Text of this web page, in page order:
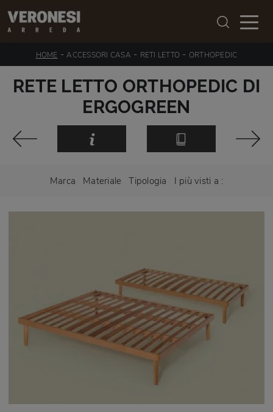
HOME -ACCESSORI CASA - RETI LETTO - ORTHOPEDIC
RETE LETTO ORTHOPEDIC DI
ERGOGREEN
Marca Materiale Tipologia I più visti a :